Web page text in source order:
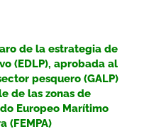
de la estrategia de
(EDLP), aprobada al
pesquero (GALP)
de las zonas de
Europeo Marítimo
(FEMPA)